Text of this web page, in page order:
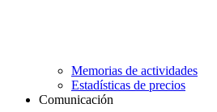
Memorias de actividades
Estadísticas de precios
Comunicación